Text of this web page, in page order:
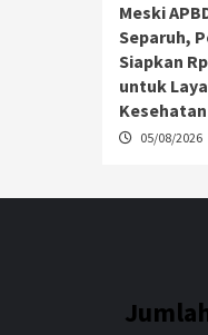
Meski
Separuh,
Siapkan
untuk
05/08/2026